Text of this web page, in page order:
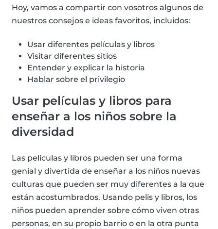
Hoy, vamos a compartir con vosotros algunos de
nuestros consejos e ideas favoritos, incluidos:
Usar diferentes películas y libros
Visitar diferentes sitios
Entender y explicar la historia
Hablar sobre el privilegio
Usar películas y libros para
enseñar a los niños sobre la
diversidad
Las películas y libros pueden ser una forma
genial y divertida de enseñar a los niños nuevas
culturas que pueden ser muy diferentes a la que
están acostumbrados. Usando pelis y libros, los
niños pueden aprender sobre cómo viven otras
personas, en su propio barrio o en la otra punta